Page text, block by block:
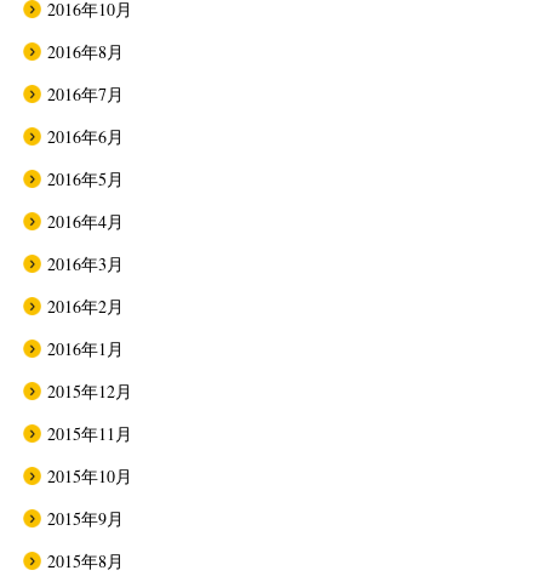
2016年10月
2016年8月
2016年7月
2016年6月
2016年5月
2016年4月
2016年3月
2016年2月
2016年1月
2015年12月
2015年11月
2015年10月
2015年9月
2015年8月